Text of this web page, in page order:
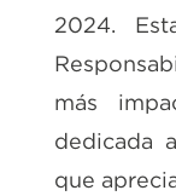
2024.
más
dedicada
que